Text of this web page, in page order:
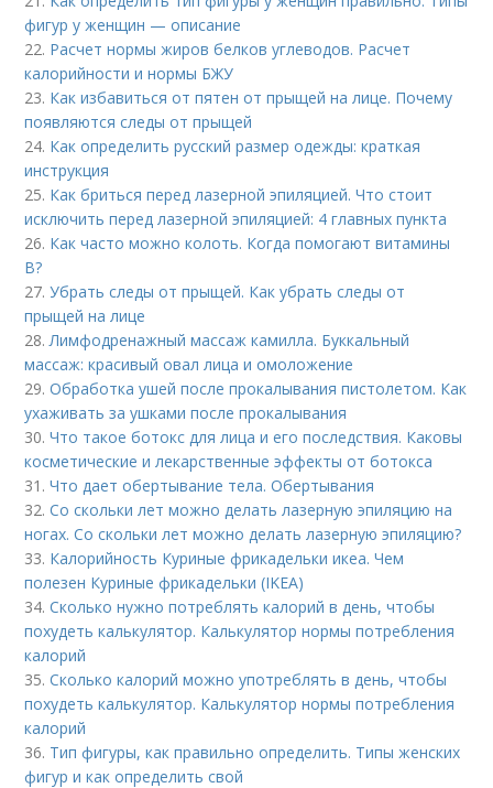
фигур у женщин — описание
22. Расчет нормы жиров белков углеводов. Расчет
калорийности и нормы БЖУ
23. Как избавиться от пятен от прыщей на лице. Почему
появляются следы от прыщей
24. Как определить русский размер одежды: краткая
инструкция
25. Как бриться перед лазерной эпиляцией. Что стоит
исключить перед лазерной эпиляцией: 4 главных пункта
26. Как часто можно колоть. Когда помогают витамины
B?
27.Убрать следы от прыщей. Как убрать следы от
прыщей на лице
28. Лимфодренажный массаж камилла. Буккальный
массаж: красивый овал лица и омоложение
29.Обработка ушей после прокалывания пистолетом. Как
ухаживать за ушками после прокалывания
30.Что такое ботокс для лица и его последствия. Каковы
косметические и лекарственные эффекты от ботокса
31.Что дает обертывание тела. Обертывания
32.Со скольки лет можно делать лазерную эпиляцию на
ногах. Со скольки лет можно делать лазерную эпиляцию?
33. Калорийность Куриные фрикадельки икеа. Чем
полезен Куриные фрикадельки (IKEA)
34.Сколько нужно потреблять калорий в день, чтобы
похудеть калькулятор. Калькулятор нормы потребления
калорий
35.Сколько калорий можно употреблять в день, чтобы
похудеть калькулятор. Калькулятор нормы потребления
калорий
36. Тип фигуры, как правильно определить. Типы женских
фигур и как определить свой